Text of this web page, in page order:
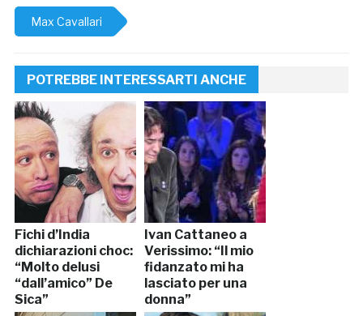
Max Cavallari
POTREBBE INTERESSARTI ANCHE
Fichi d’India
dichiarazioni choc:
“Molto delusi
“dall’amico” De
Sica”
Ivan Cattaneo a
Verissimo: “Il mio
fidanzato mi ha
lasciato per una
donna”